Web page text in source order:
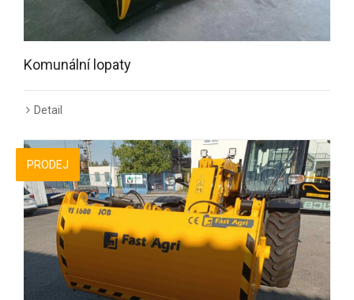
Komunální lopaty
Detail
PRODEJ